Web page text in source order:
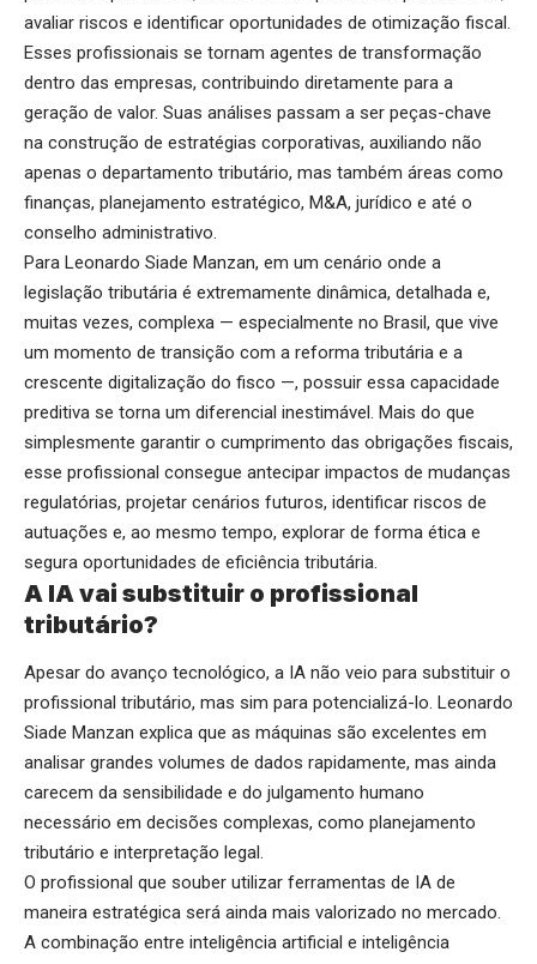
avaliar riscos e identificar oportunidades de otimização fiscal.
Esses profissionais se tornam agentes de transformação
dentro das empresas, contribuindo diretamente para a
geração de valor. Suas análises passam a ser peças-chave
na construção de estratégias corporativas, auxiliando não
apenas o departamento tributário, mas também áreas como
finanças, planejamento estratégico, M&A, jurídico e até o
conselho administrativo.
Para Leonardo Siade Manzan, em um cenário onde a
legislação tributária é extremamente dinâmica, detalhada e,
muitas vezes, complexa — especialmente no Brasil, que vive
um momento de transição com a reforma tributária e a
crescente digitalização do fisco —, possuir essa capacidade
preditiva se torna um diferencial inestimável. Mais do que
simplesmente garantir o cumprimento das obrigações fiscais,
esse profissional consegue antecipar impactos de mudanças
regulatórias, projetar cenários futuros, identificar riscos de
autuações e, ao mesmo tempo, explorar de forma ética e
segura oportunidades de eficiência tributária.
A IA vai substituir o profissional
tributário?
Apesar do avanço tecnológico, a IA não veio para substituir o
profissional tributário, mas sim para potencializá-lo. Leonardo
Siade Manzan explica que as máquinas são excelentes em
analisar grandes volumes de dados rapidamente, mas ainda
carecem da sensibilidade e do julgamento humano
necessário em decisões complexas, como planejamento
tributário e interpretação legal.
O profissional que souber utilizar ferramentas de IA de
maneira estratégica será ainda mais valorizado no mercado.
A combinação entre inteligência artificial e inteligência